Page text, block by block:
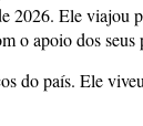
2026. Ele viajou
o apoio dos seus
do país. Ele